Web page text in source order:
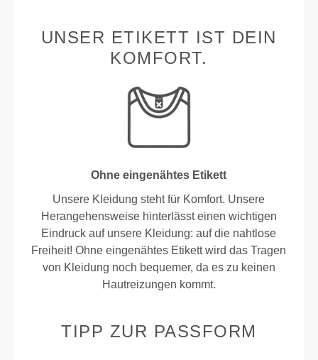
UNSER ETIKETT IST DEIN
KOMFORT.
Ohne eingenähtes Etikett
Unsere Kleidung steht für Komfort. Unsere
Herangehensweise hinterlässt einen wichtigen
Eindruck auf unsere Kleidung: auf die nahtlose
Freiheit! Ohne eingenähtes Etikett wird das Tragen
von Kleidung noch bequemer, da es zu keinen
Hautreizungen kommt.
TIPP ZUR PASSFORM